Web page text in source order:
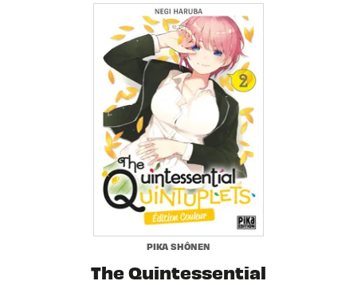
PIKA SHÔNEN
The Quintessential